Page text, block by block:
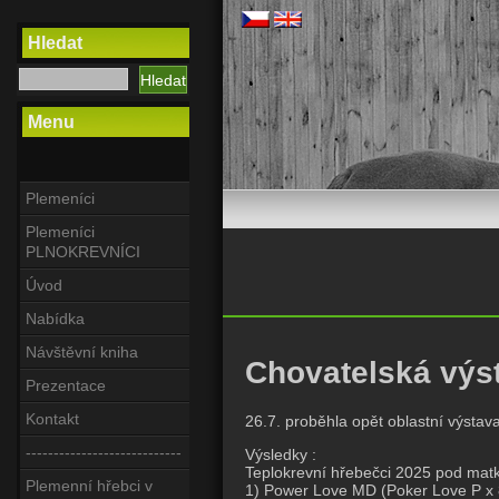
Hledat
Menu
Plemeníci
Plemeníci
PLNOKREVNÍCI
Úvod
Nabídka
Návštěvní kniha
Prezentace
Kontakt
----------------------------
Plemenní hřebci v
Chovatelská
26.7. proběhla opět oblastní
Výsledky :
Teplokrevní hřebečci 2025 pod
1) Power Love MD (Poker Love P